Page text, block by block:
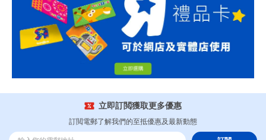
立即訂閲獲取更多優惠
訂閲電郵了解我們的至抵優惠及最新動態